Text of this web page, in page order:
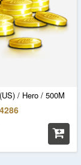
/ Hero / 500M